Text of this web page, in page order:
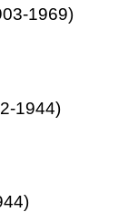
1969)
1944)